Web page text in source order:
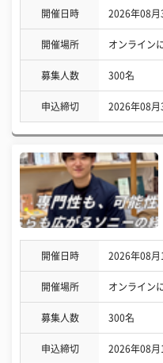
開催日時 2026年08月
開催場所 オンライン
募集人数 300名
申込締切 2026年08月
開催日時 2026年08月
開催場所 オンライン
募集人数 300名
申込締切 2026年08月